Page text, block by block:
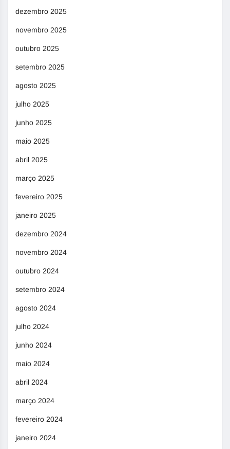
dezembro 2025
novembro 2025
outubro 2025
setembro 2025
agosto 2025
julho 2025
junho 2025
maio 2025
abril 2025
março 2025
fevereiro 2025
janeiro 2025
dezembro 2024
novembro 2024
outubro 2024
setembro 2024
agosto 2024
julho 2024
junho 2024
maio 2024
abril 2024
março 2024
fevereiro 2024
janeiro 2024